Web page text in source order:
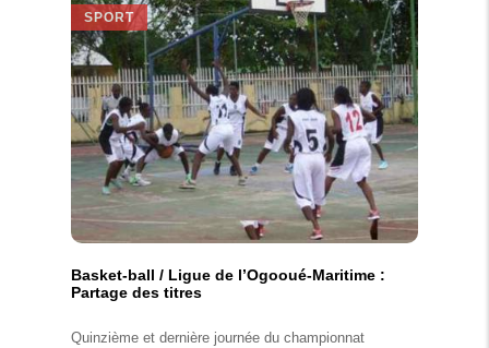
SPORT
Basket-ball / Ligue de l’Ogooué-Maritime :
Partage des titres
Quinzième et dernière journée du championnat